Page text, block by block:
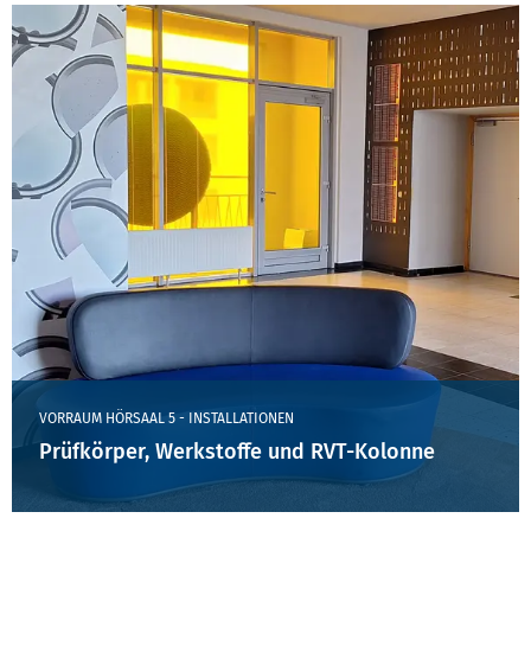
VORRAUM HÖRSAAL 5 - INSTALLATIONEN
Prüfkörper, Werkstoffe und RVT-Kolonne